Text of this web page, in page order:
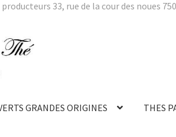
33, rue de la cour des noues
GRANDES ORIGINES THES